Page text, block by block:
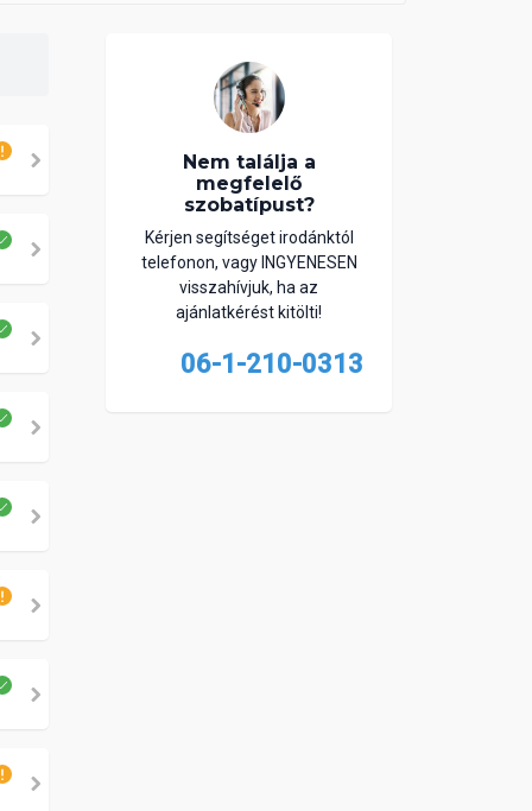
Nem találja a
megfelelő
szobatípust?
Kérjen segítséget irodánktól
telefonon, vagy INGYENESEN
visszahívjuk, ha az
ajánlatkérést kitölti!
06-1-210-0313